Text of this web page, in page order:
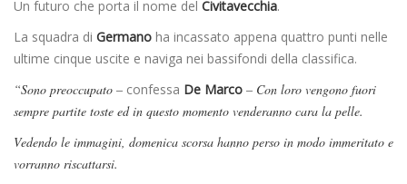
Un futuro che porta il nome del Civitavecchia.
La squadra di Germano ha incassato appena quattro punti nelle
ultime cinque uscite e naviga nei bassifondi della classifica.
“Sono preoccupato – confessa De Marco – Con loro vengono fuori
sempre partite toste ed in questo momento venderanno cara la pelle.
Vedendo le immagini, domenica scorsa hanno perso in modo immeritato e
vorranno riscattarsi.